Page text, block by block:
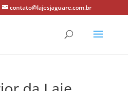
contato@lajesjaguare.com.br